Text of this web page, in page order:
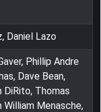
Daniel Lazo
Phillip Andre
Dave Bean,
DiRito, Thomas
Menasche,